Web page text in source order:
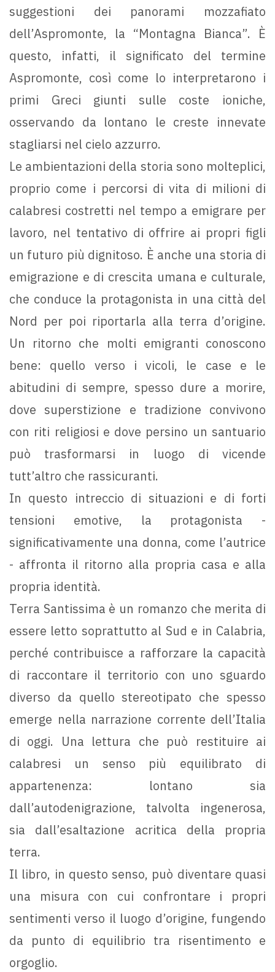
suggestioni dei panorami mozzafiato
dell’Aspromonte, la “Montagna Bianca”. È
questo, infatti, il significato del termine
Aspromonte, così come lo interpretarono i
primi Greci giunti sulle coste ioniche,
osservando da lontano le creste innevate
stagliarsi nel cielo azzurro.
Le ambientazioni della storia sono molteplici,
proprio come i percorsi di vita di milioni di
calabresi costretti nel tempo a emigrare per
lavoro, nel tentativo di offrire ai propri figli
un futuro più dignitoso. È anche una storia di
emigrazione e di crescita umana e culturale,
che conduce la protagonista in una città del
Nord per poi riportarla alla terra d’origine.
Un ritorno che molti emigranti conoscono
bene: quello verso i vicoli, le case e le
abitudini di sempre, spesso dure a morire,
dove superstizione e tradizione convivono
con riti religiosi e dove persino un santuario
può trasformarsi in luogo di vicende
tutt’altro che rassicuranti.
In questo intreccio di situazioni e di forti
tensioni emotive, la protagonista -
significativamente una donna, come l’autrice
- affronta il ritorno alla propria casa e alla
propria identità.
Terra Santissima è un romanzo che merita di
essere letto soprattutto al Sud e in Calabria,
perché contribuisce a rafforzare la capacità
di raccontare il territorio con uno sguardo
diverso da quello stereotipato che spesso
emerge nella narrazione corrente dell’Italia
di oggi. Una lettura che può restituire ai
calabresi un senso più equilibrato di
appartenenza: lontano sia
dall’autodenigrazione, talvolta ingenerosa,
sia dall’esaltazione acritica della propria
terra.
Il libro, in questo senso, può diventare quasi
una misura con cui confrontare i propri
sentimenti verso il luogo d’origine, fungendo
da punto di equilibrio tra risentimento e
orgoglio.